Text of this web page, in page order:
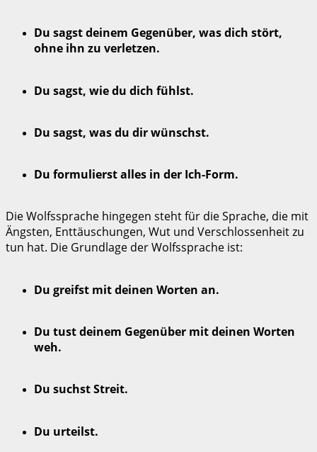
Du sagst deinem Gegenüber, was dich stört,
ohne ihn zu verletzen.
Du sagst, wie du dich fühlst.
Du sagst, was du dir wünschst.
Du formulierst alles in der Ich-Form.
Die Wolfssprache hingegen steht für die Sprache, die mit
Ängsten, Enttäuschungen, Wut und Verschlossenheit zu
tun hat. Die Grundlage der Wolfssprache ist:
Du greifst mit deinen Worten an.
Du tust deinem Gegenüber mit deinen Worten
weh.
Du suchst Streit.
Du urteilst.